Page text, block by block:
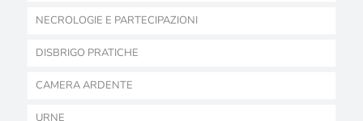
NECROLOGIE E PARTECIPAZIONI
DISBRIGO PRATICHE
CAMERA ARDENTE
URNE